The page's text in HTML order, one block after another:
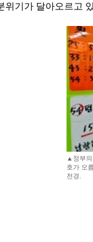
위기가 달아오르고
▲정부의
호가 오
전경.